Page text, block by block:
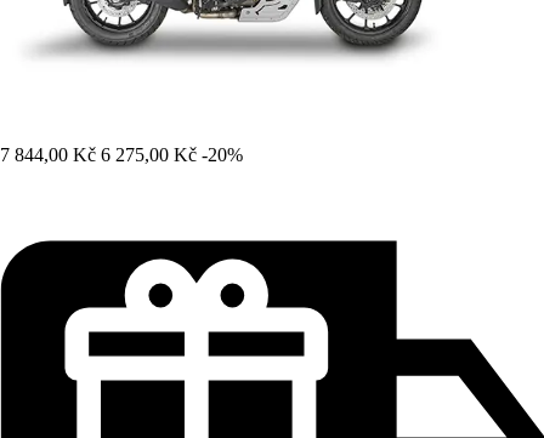
7 844,00 Kč 6 275,00 Kč -20%